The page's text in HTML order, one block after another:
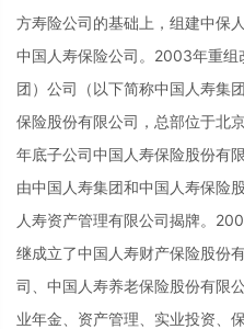
方寿险公司的基础上，组建中保
中国人寿保险公司。2003年重
团）公司（以下简称中国人寿集
保险股份有限公司，总部位于北
年底子公司中国人寿保险股份有
由中国人寿集团和中国人寿保险
人寿资产管理有限公司揭牌。
继成立了中国人寿财产保险股份
司、中国人寿养老保险股份有限
业年金、资产管理、实业投资、